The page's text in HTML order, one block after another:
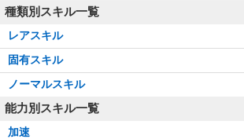
種類別スキル一覧
レアスキル
固有スキル
ノーマルスキル
能力別スキル一覧
加速